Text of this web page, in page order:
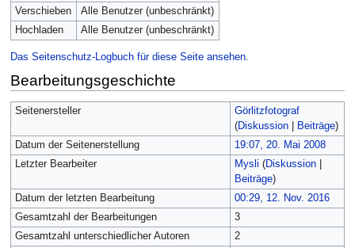
Verschieben
Alle Benutzer (unbeschränkt)
Hochladen
Alle Benutzer (unbeschränkt)
Das Seitenschutz-Logbuch für diese Seite ansehen.
Bearbeitungsgeschichte
Seitenersteller
Görlitzfotograf
(Diskussion| Beiträge)
Datum der Seitenerstellung
19:07, 20. Mai 2008
Letzter Bearbeiter
Mysli (Diskussion|
Beiträge)
Datum der letzten Bearbeitung
00:29, 12. Nov. 2016
Gesamtzahl der Bearbeitungen
3
Gesamtzahl unterschiedlicher Autoren
2